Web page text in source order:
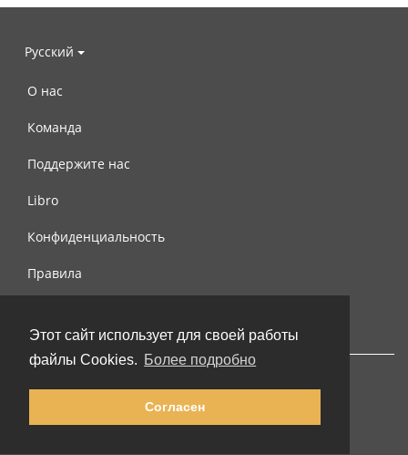
Этот сайт использует для своей работы
файлы Cookies. Более подробно
Согласен
Русский
О нас
Команда
Поддержите нас
Libro
Конфиденциальность
Правила
© 2002-2026 lernu.net |Impressum